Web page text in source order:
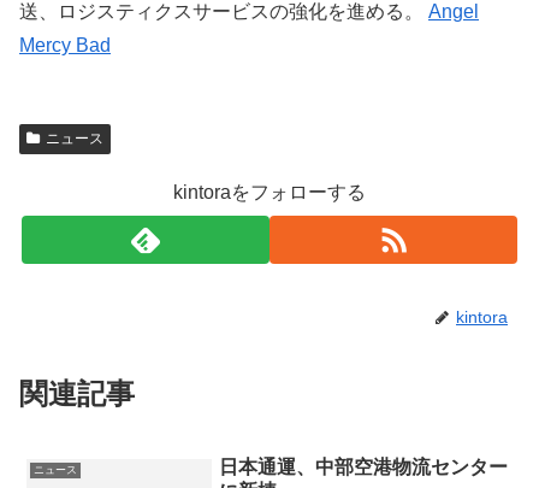
送、ロジスティクスサービスの強化を進める。
Angel
Mercy Bad
a
k
p
h
n
ニュース
kintoraをフォローする
kintora
関連記事
ニュース
日本通運、中部空港物流センター